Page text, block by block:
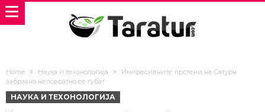
Home Наука и техонологија
Импресивните прстени на Сатурн
забрзано неповратно се губат
НАУКА И ТЕХОНОЛОГИЈА